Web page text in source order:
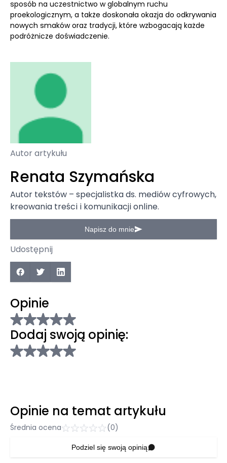
sposób na uczestnictwo w globalnym ruchu
proekologicznym, a także doskonała okazja do odkrywania
nowych smaków oraz tradycji, które wzbogacają każde
podróżnicze doświadczenie.
Autor artykułu
Renata Szymańska
Autor tekstów – specjalistka ds. mediów cyfrowych,
kreowania treści i komunikacji online.
Napisz do mnie
Udostępnij
Opinie
Dodaj swoją opinię:
Opinie na temat artykułu
Średnia ocena (0)
Podziel się swoją opinią